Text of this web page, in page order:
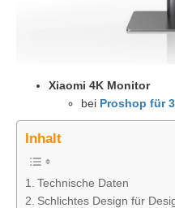
Xiaomi 4K Monitor
bei Proshop für
Inhalt
Technische Daten
Schlichtes Design für